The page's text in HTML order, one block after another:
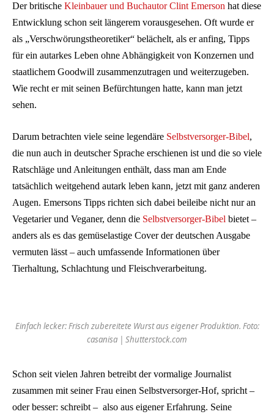
Der britische Kleinbauer und Buchautor Clint Emerson hat diese
Entwicklung schon seit längerem vorausgesehen. Oft wurde er
als „Verschwörungstheoretiker“ belächelt, als er anfing, Tipps
für ein autarkes Leben ohne Abhängigkeit von Konzernen und
staatlichem Goodwill zusammenzutragen und weiterzugeben.
Wie recht er mit seinen Befürchtungen hatte, kann man jetzt
sehen.
Darum betrachten viele seine legendäre Selbstversorger-Bibel,
die nun auch in deutscher Sprache erschienen ist und die so viele
Ratschläge und Anleitungen enthält, dass man am Ende
tatsächlich weitgehend autark leben kann, jetzt mit ganz anderen
Augen. Emersons Tipps richten sich dabei beileibe nicht nur an
Vegetarier und Veganer, denn die Selbstversorger-Bibel bietet –
anders als es das gemüselastige Cover der deutschen Ausgabe
vermuten lässt – auch umfassende Informationen über
Tierhaltung, Schlachtung und Fleischverarbeitung.
Einfach lecker: Frisch zubereitete Wurst aus eigener Produktion. Foto:
casanisa | Shutterstock.com
Schon seit vielen Jahren betreibt der vormalige Journalist
zusammen mit seiner Frau einen Selbstversorger-Hof, spricht –
oder besser: schreibt – also aus eigener Erfahrung. Seine